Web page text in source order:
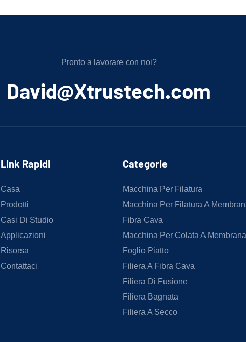
Pronto a lavorare con noi?
﻿David@Xtrustech.com
Link Rapidi
Casa
Prodotti
Casi Di Studio
Applicazioni
Risorsa
Contattaci
Categorie
Macchina Per Filatura
Macchina Per Filatura A
Fibra Cava
Macchina Per Colata A
Foglio Piatto
Filiera A Fibra Cava
Filiera Di Fusione
Filiera Bagnata
Filiera A Secco